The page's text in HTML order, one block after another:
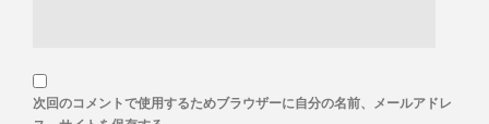
次回のコメントで使用するためブラウザーに自分の名前、メールアドレ